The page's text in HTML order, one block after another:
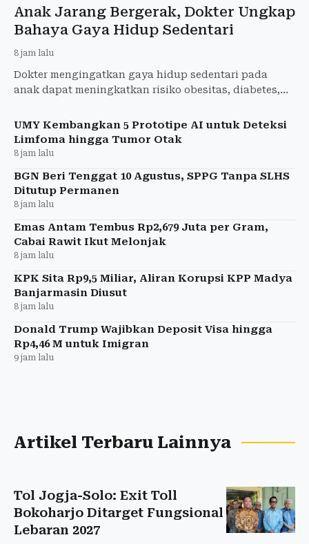
Anak Jarang Bergerak, Dokter Ungkap
Bahaya Gaya Hidup Sedentari
8 jam lalu
Dokter mengingatkan gaya hidup sedentari pada
anak dapat meningkatkan risiko obesitas, diabetes,
UMY Kembangkan 5 Prototipe AI untuk Deteksi
Limfoma hingga Tumor Otak
8 jam lalu
BGN Beri Tenggat 10 Agustus, SPPG Tanpa SLHS
Ditutup Permanen
8 jam lalu
Emas Antam Tembus Rp2,679 Juta per Gram,
Cabai Rawit Ikut Melonjak
8 jam lalu
KPK Sita Rp9,5 Miliar, Aliran Korupsi KPP Madya
Banjarmasin Diusut
8 jam lalu
Donald Trump Wajibkan Deposit Visa hingga
Rp4,46 M untuk Imigran
9 jam lalu
Artikel Terbaru Lainnya
Tol Jogja-Solo: Exit Toll
Bokoharjo Ditarget Fungsional
Lebaran 2027